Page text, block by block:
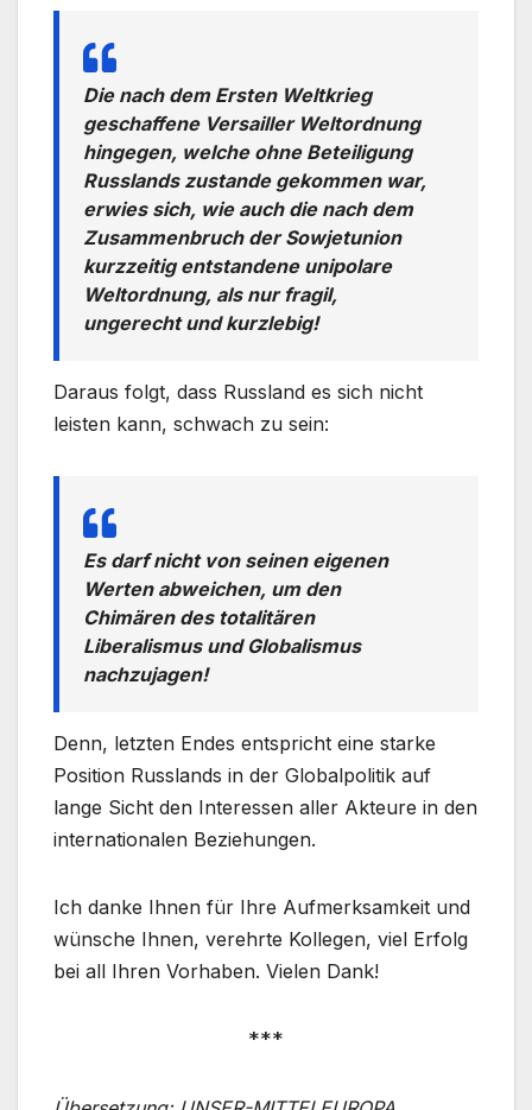
Die nach dem Ersten Weltkrieg
geschaffene Versailler Weltordnung
hingegen, welche ohne Beteiligung
Russlands zustande gekommen war,
erwies sich, wie auch die nach dem
Zusammenbruch der Sowjetunion
kurzzeitig entstandene unipolare
Weltordnung, als nur fragil,
ungerecht und kurzlebig!
Daraus folgt, dass Russland es sich nicht
leisten kann, schwach zu sein:
Es darf nicht von seinen eigenen
Werten abweichen, um den
Chimären des totalitären
Liberalismus und Globalismus
nachzujagen!
Denn, letzten Endes entspricht eine starke
Position Russlands in der Globalpolitik auf
lange Sicht den Interessen aller Akteure in den
internationalen Beziehungen.
Ich danke Ihnen für Ihre Aufmerksamkeit und
wünsche Ihnen, verehrte Kollegen, viel Erfolg
bei all Ihren Vorhaben. Vielen Dank!
***